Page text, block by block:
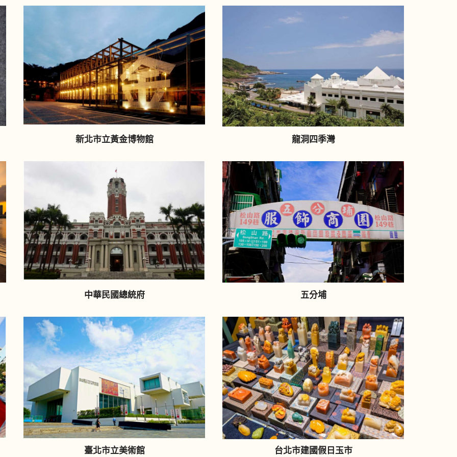
新北市立黃金博物館 龍洞四季灣
中華民國總統府 五分埔
臺北市立美術館 台北市建國假日玉市